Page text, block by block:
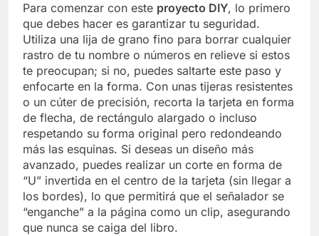
Para comenzar con este proyecto DIY, lo primero
que debes hacer es garantizar tu seguridad.
Utiliza una lija de grano fino para borrar cualquier
rastro de tu nombre o números en relieve si estos
te preocupan; si no, puedes saltarte este paso y
enfocarte en la forma. Con unas tijeras resistentes
o un cúter de precisión, recorta la tarjeta en forma
de flecha, de rectángulo alargado o incluso
respetando su forma original pero redondeando
más las esquinas. Si deseas un diseño más
avanzado, puedes realizar un corte en forma de
“U” invertida en el centro de la tarjeta (sin llegar a
los bordes), lo que permitirá que el señalador se
“enganche” a la página como un clip, asegurando
que nunca se caiga del libro.